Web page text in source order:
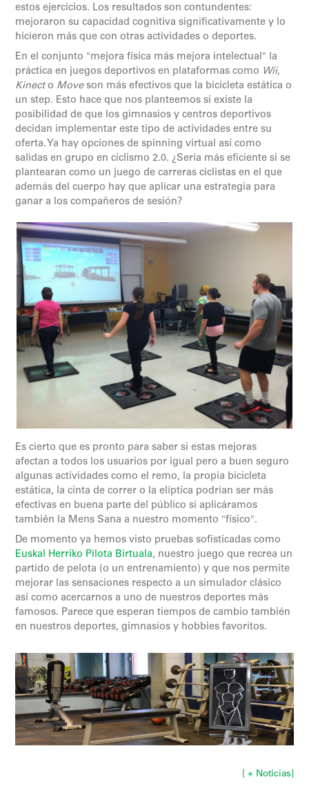
estos ejercicios. Los resultados son contundentes:
mejoraron su capacidad cognitiva significativamente y lo
hicieron más que con otras actividades o deportes.
En el conjunto "mejora física más mejora intelectual" la
práctica en juegos deportivos en plataformas como Wii,
Kinecto Moveson más efectivos que la bicicleta estática o
un step. Esto hace que nos planteemos si existe la
posibilidad de que los gimnasios y centros deportivos
decidan implementar este tipo de actividades entre su
oferta. Ya hay opciones de spinning virtual así como
salidas en grupo en ciclismo 2.0. ¿Sería más eficiente si se
plantearan como un juego de carreras ciclistas en el que
además del cuerpo hay que aplicar una estrategia para
ganar a los compañeros de sesión?
Es cierto que es pronto para saber si estas mejoras
afectan a todos los usuarios por igual pero a buen seguro
algunas actividades como el remo, la propia bicicleta
estática, la cinta de correr o la elíptica podrían ser más
efectivas en buena parte del público si aplicáramos
también la Mens Sana a nuestro momento "físico".
De momento ya hemos visto pruebas sofisticadas como
Euskal Herriko Pilota Birtuala, nuestro juego que recrea un
partido de pelota (o un entrenamiento) y que nos permite
mejorar las sensaciones respecto a un simulador clásico
así como acercarnos a uno de nuestros deportes más
famosos. Parece que esperan tiempos de cambio también
en nuestros deportes, gimnasios y hobbies favoritos.
[ + Noticias]